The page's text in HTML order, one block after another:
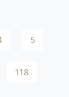
5
118